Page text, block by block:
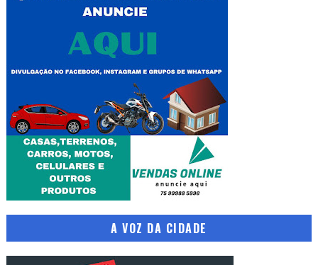
A VOZ DA CIDADE